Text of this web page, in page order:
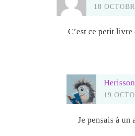
18
C’est ce petit
Herisson
19
Je pensais à